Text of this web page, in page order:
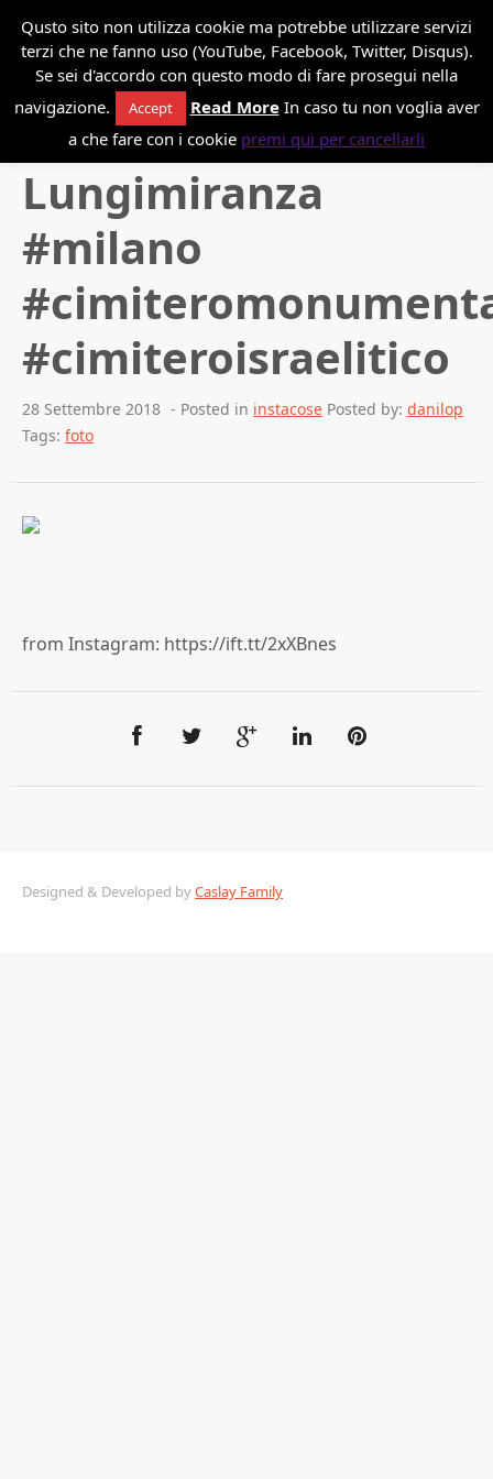
*Danilo Paissan
Back to blog
Lungimiranza
#milano
#cimiteroisraelitico
28 Settembre 2018 - Posted in instacose Posted by: danilop
Tags: foto
from Instagram: https://ift.tt/2xXBnes
Designed & Developed byCaslay Family
Qusto sito non utilizza cookie ma potrebbe utilizzare servizi
terzi che ne fanno uso (YouTube, Facebook, Twitter, Disqus).
Se sei d'accordo con questo modo di fare prosegui nella
navigazione.
Accept Read MoreIn caso tu non voglia aver
a che fare con i cookie premi qui per cancellarli